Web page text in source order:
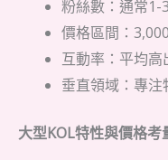
粉絲數：通常1-
價格區間：
互動率：平均
垂直領域：專
大型KOL特性與價格考